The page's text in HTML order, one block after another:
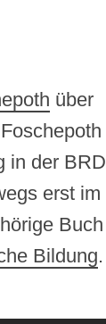
über
in der BRD
erst im
Buch
Bildung.